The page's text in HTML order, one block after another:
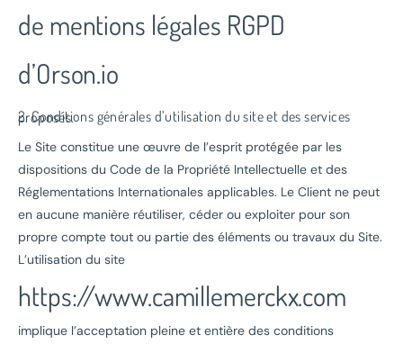
de mentions légales RGPD
d’Orson.io
2. Conditions générales d’utilisation du site et des services proposés.
Le Site constitue une œuvre de l’esprit protégée par les
dispositions du Code de la Propriété Intellectuelle et des
Réglementations Internationales applicables. Le Client ne peut
en aucune manière réutiliser, céder ou exploiter pour son
propre compte tout ou partie des éléments ou travaux du Site.
L’utilisation du site
https://www.camillemerckx.com
implique l’acceptation pleine et entière des conditions